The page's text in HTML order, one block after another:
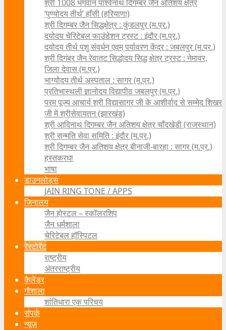
श्री 1008 भगवान पार्श्वनाथ दिगम्बर जैन अतिशय क्षे‍त्र
‘पुण्योदय तीर्थ’ हाँसी (हरियाणा)
श्री दिगम्बर जैन सिद्धक्षेत्र : कुंडलपुर (म.प्र.)
दयोदय चेरिटेबल फाउंडेशन ट्रस्ट : इंदौर (म.प्र.)
दयोदय तीर्थ पशु संवर्धन एवम्‌ पर्यावरण केंद्र : जबलपुर (म.प्र.)
श्री दिगंबर जैन रेवातट सिद्धोदय सिद्ध क्षेत्र ट्रस्ट : नेमावर,
जिला देवास (म.प्र.)
भाग्योदय तीर्थ अस्पताल : सागर (म.प्र.)
प्रतिभास्थली ज्ञानोदय विद्यापीठ जबलपुर (म.प्र.)
परम पूज्य आचार्य श्री विद्यासागर जी के आशीर्वाद से सम्मेद शिखर
जी में श्रीसेवायतन (झारखंड)
श्री आदिनाथ दिगम्बर जैन अतिशय क्षेत्र चाँदखेडी (राजस्थान)
श्री सन्मति सेवा समिति : इंदौर (म.प्र.)
श्री दिगम्बर जैन अतिशय क्षेत्र बीनाजी-बारहा : सागर (म.प्र.)
हस्तकरघा
भाषा
डाउनलोड्स
JAIN RING TONE / APPS
जिनालय
जैन होस्टल – स्कॉलरशिप
जैन धर्मशाला
चेरिटेबल हॉस्पिटल
रेस्टोरेंट
राष्ट्रीय
अंतरराष्ट्रीय
कैलेंडर
गौशाला
शांतिधारा एक परिचय
संपर्क
न्यूज़